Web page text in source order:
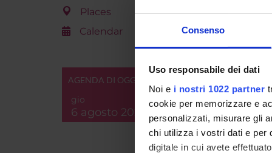
Consenso
Uso responsabile dei dati
Noi e i nostri 1022 partner
cookie per memorizzare e
personalizzati, misurare gli
chi utilizza i vostri dati e per
digitale in cui avete
Places
Calendar
AGENDA DI OGGI
gio
6 agosto 2026
Handle
Last